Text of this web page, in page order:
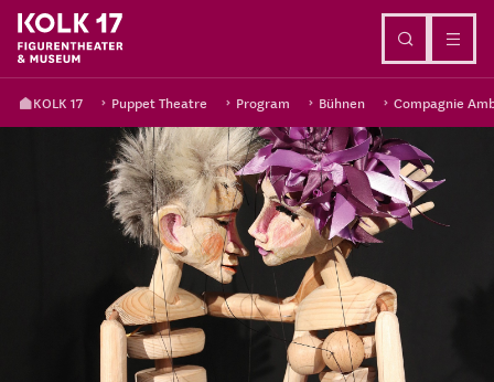
KOLK 17 Puppet Theatre Program Bühnen Compagnie